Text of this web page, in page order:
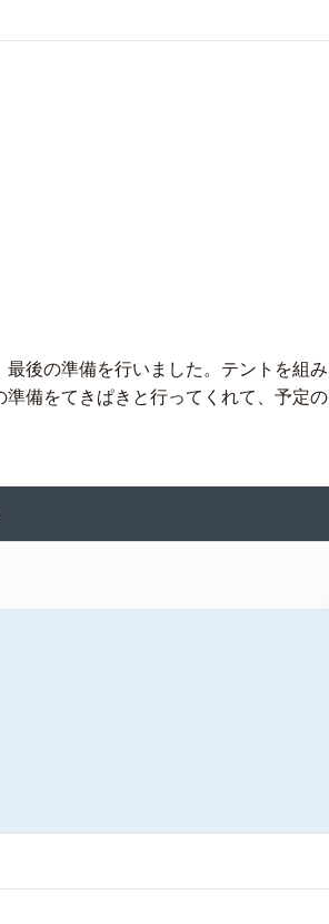
後の準備を行いました。テントを組み
備をてきぱきと行ってくれて、予定の